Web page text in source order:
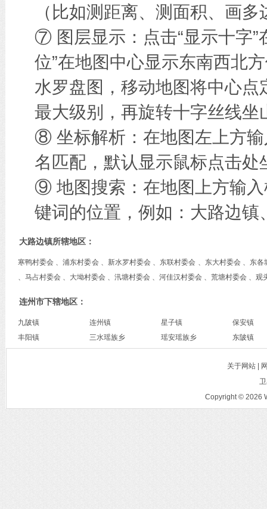
（比如测距离、测面积、画多
⑦ 图层显示：点击“显示十字”
位”在地图中心显示东南西北
水罗盘图，移动地图将中心
最大级别，再旋转十字丝线坐
⑧ 坐标解析：在地图左上方
名匹配，默认显示鼠标点击处
⑨ 地图搜索：在地图上方输
键词的位置，例如：大路边
大路边镇所辖地区：
寒鸭村委会 、浦东村委会 、新水罗村委会 、东联村委会 、东大村委会 、东
、马占村委会 、大坳村委会 、汛塘村委会 、河佳汉村委会 、荒塘村委会 、
连州市下辖地区：
九陂镇 连州镇 星子镇
保安镇
丰阳镇
三水瑶族乡 瑶安瑶族乡 东陂镇
关于网站 |
Copyright © 2026